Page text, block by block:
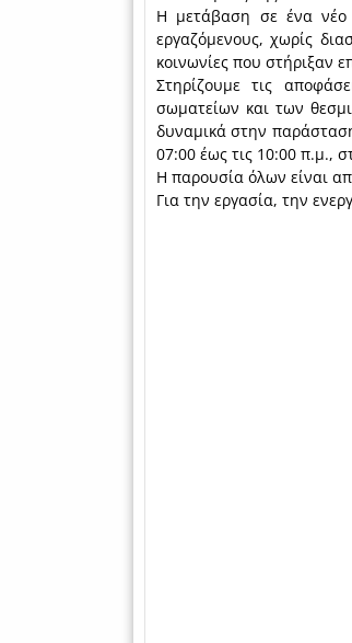
Η μετάβαση σε ένα νέο
εργαζόμενους, χωρίς
κοινωνίες που στήριξαν
Στηρίζουμε τις
σωματείων και των
δυναμικά στην
07:00 έως τις 10:00 π.μ.,
Η παρουσία όλων είναι
Για την εργασία, την